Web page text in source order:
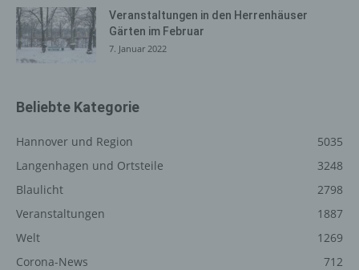
Veranstaltungen in den Herrenhäuser
Gärten im Februar
7. Januar 2022
Beliebte Kategorie
Hannover und Region
5035
Langenhagen und Ortsteile
3248
Blaulicht
2798
Veranstaltungen
1887
Welt
1269
Corona-News
712
Verantwortlichen zuzurechnen ist, nutzt.
Durch eine Registrierung auf der Internetseite des für die
Verarbeitung Verantwortlichen wird ferner die vom
Registrierung gespeichert. Die Speicherung dieser Daten
unserer Dienste verhindert werden kann, und diese
aufzuklären. Insofern ist die Speicherung dieser Daten
zur Absicherung des für die Verarbeitung
Verantwortlichen erforderlich. Eine Weitergabe dieser
gesetzliche Pflicht zur Weitergabe besteht oder die
Weitergabe der Strafverfolgung dient.